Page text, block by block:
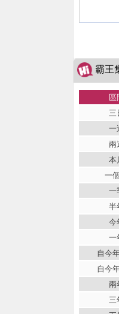
霸王
區
三
一
兩
本
一
一
半
今
一
自今
自今
兩
三